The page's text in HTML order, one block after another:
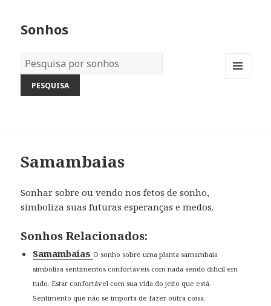
Sonhos
Dicionário
dos
Sonhos:
Samambaias
Sonhar sobre ou vendo nos fetos de sonho,
simboliza suas futuras esperanças e medos.
Sonhos Relacionados:
Samambaias O sonho sobre uma planta samambaia
simboliza sentimentos confortáveis com nada sendo difícil em
tudo. Estar confortável com sua vida do jeito que está.
Sentimento que não se importa de fazer outra coisa.